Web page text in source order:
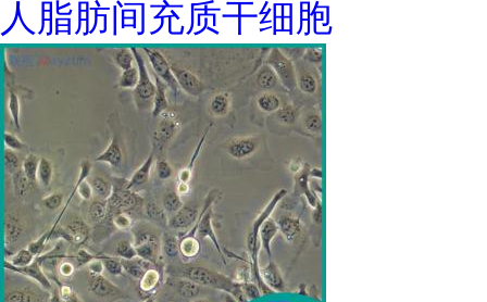
人脂肪间充质干细胞